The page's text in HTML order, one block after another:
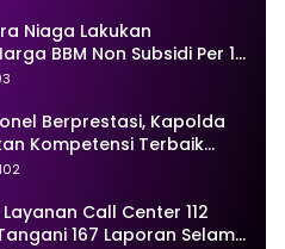
Niaga Lakukan
BBM Non Subsidi Per 1
Rinciannya
Berprestasi, Kapolda
Kompetensi Terbaik
Call Center 112
167 Laporan Selama